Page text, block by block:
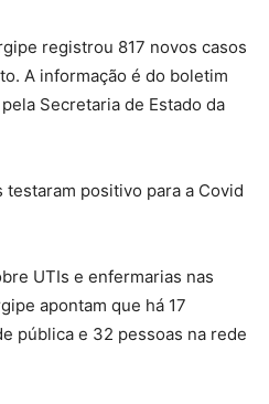
registrou 817 novos casos
A informação é do boletim
Secretaria de Estado da
positivo para a Covid
UTIs e enfermarias nas
apontam que há 17
pública e 32 pessoas na rede